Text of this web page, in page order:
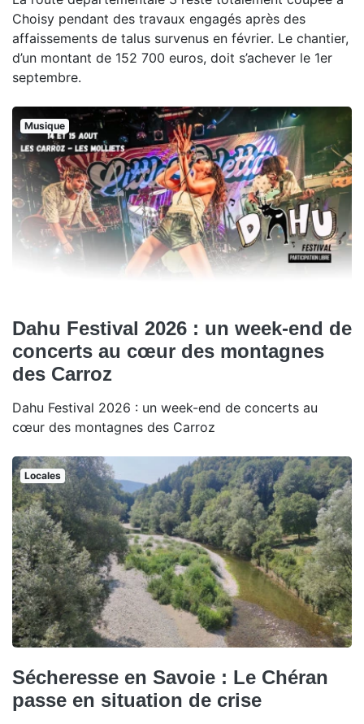
Choisy pendant des travaux engagés après des
affaissements de talus survenus en février. Le chantier,
d’un montant de 152 700 euros, doit s’achever le 1er
septembre.
Musique
Dahu Festival 2026 : un week-end de
concerts au cœur des montagnes
des Carroz
Dahu Festival 2026 : un week-end de concerts au
cœur des montagnes des Carroz
Locales
Sécheresse en Savoie : Le Chéran
passe en situation de crise